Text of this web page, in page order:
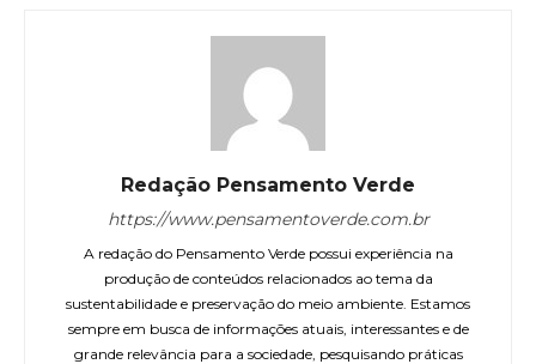
Redação Pensamento Verde
https://www.pensamentoverde.com.br
A redação do Pensamento Verde possui experiência na
produção de conteúdos relacionados ao tema da
sustentabilidade e preservação do meio ambiente. Estamos
sempre em busca de informações atuais, interessantes e de
grande relevância para a sociedade, pesquisando práticas